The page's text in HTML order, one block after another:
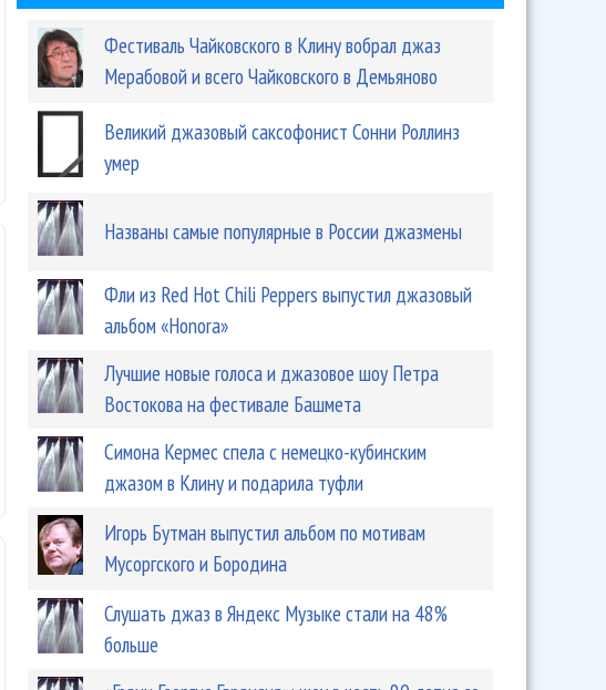
о Jazz In Motion открывает новый сезон
о CinemaJazz Awards пройдет в третий раз
Фестиваль Чайковского в Клину вобрал джаз
Мерабовой и всего Чайковского в Демьяново
Великий джазовый саксофонист Сонни Роллинз
умер
Названы самые популярные в России джазмены
Фли из Red Hot Chili Peppers выпустил джазовый
альбом «Honora»
Лучшие новые голоса и джазовое шоу Петра
Востокова на фестивале Башмета
Симона Кермес спела с немецко-кубинским
джазом в Клину и подарила туфли
Игорь Бутман выпустил альбом по мотивам
Мусоргского и Бородина
Слушать джаз в Яндекс Музыке стали на 48%
больше